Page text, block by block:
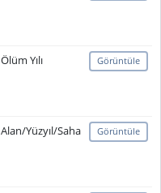
Ölüm Yılı Görüntüle
Alan/Yüzyıl/Saha Görüntüle